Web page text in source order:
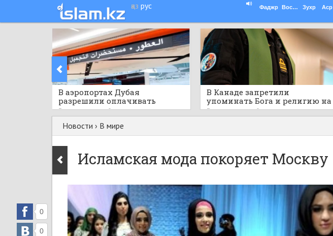
қаз рус Фаджр Восход Зухр Аср
​В аэропортах Дубая
разрешили оплачивать
покупки криптовалютой
3 часа назад 0
В Канаде запретили
упоминать Бога и религию на
публичных военных
мероприятиях
3 часа назад 0
Новости › В мире
Исламская мода покоряет Москву
0
0